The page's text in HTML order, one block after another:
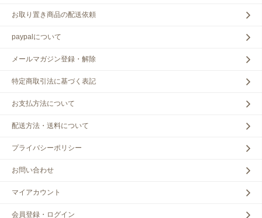
お取り置き商品の配送依頼
paypalについて
メールマガジン登録・解除
特定商取引法に基づく表記
お支払方法について
配送方法・送料について
プライバシーポリシー
お問い合わせ
マイアカウント
会員登録・ログイン